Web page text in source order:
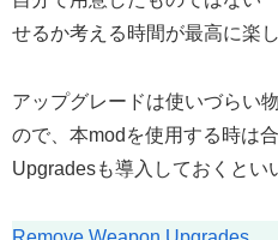
せるか考える時間が最高に楽し
アップグレードは使いづらい
ので、本modを使用する時は
Upgradesも導入しておくとい